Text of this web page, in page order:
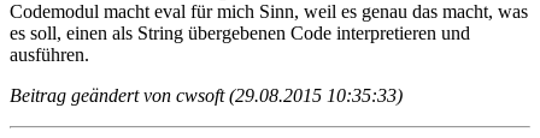
Codemodul macht eval für mich Sinn, weil es genau das macht, was
es soll, einen als String übergebenen Code interpretieren und
ausführen.
Beitrag geändert von cwsoft (29.08.2015 10:35:33)